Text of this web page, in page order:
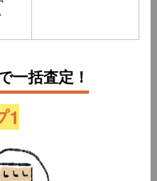
一括査定！
1